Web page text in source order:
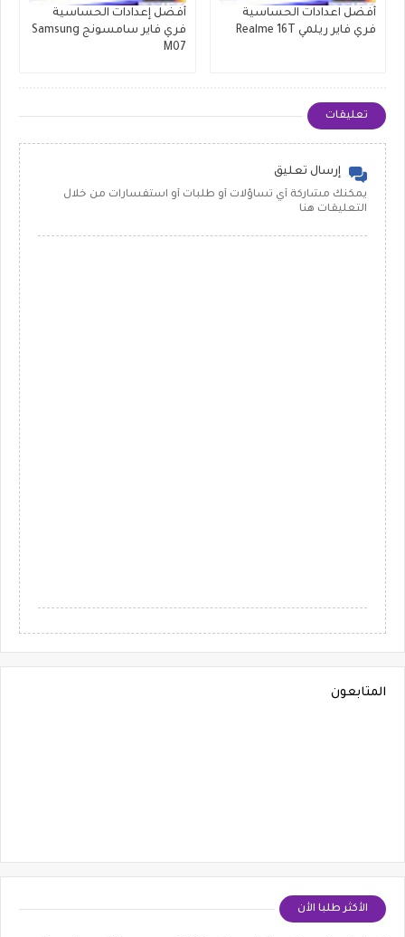
أفضل اعدادات الحساسية
فري فاير ريلمي Realme 16T
أفضل إعدادات الحساسية
فري فاير سامسونج Samsung
M07
تعليقات
إرسال تعليق
يمكنك مشاركة أي تساؤلات أو طلبات أو استفسارات من خلال
التعليقات هنا
المتابعون
الأكثر طلبا الأن